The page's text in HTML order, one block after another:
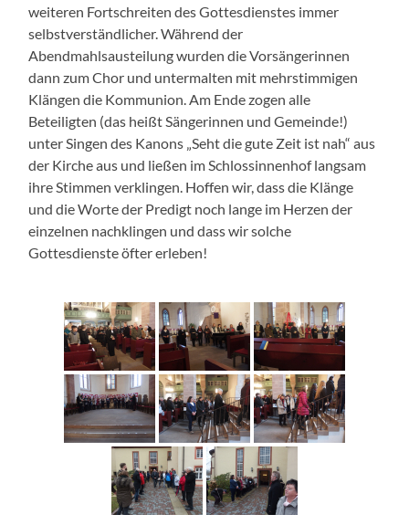
weiteren Fortschreiten des Gottesdienstes immer
selbstverständlicher. Während der
Abendmahlsausteilung wurden die Vorsängerinnen
dann zum Chor und untermalten mit mehrstimmigen
Klängen die Kommunion. Am Ende zogen alle
Beteiligten (das heißt Sängerinnen und Gemeinde!)
unter Singen des Kanons „Seht die gute Zeit ist nah“ aus
der Kirche aus und ließen im Schlossinnenhof langsam
ihre Stimmen verklingen. Hoffen wir, dass die Klänge
und die Worte der Predigt noch lange im Herzen der
einzelnen nachklingen und dass wir solche
Gottesdienste öfter erleben!